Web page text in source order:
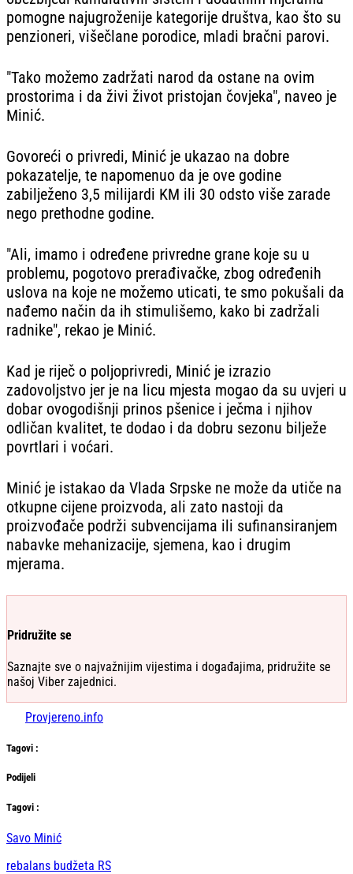
pomogne najugroženije kategorije društva, kao što su
penzioneri, višečlane porodice, mladi bračni parovi.
"Tako možemo zadržati narod da ostane na ovim
prostorima i da živi život pristojan čovjeka", naveo je
Minić.
Govoreći o privredi, Minić je ukazao na dobre
pokazatelje, te napomenuo da je ove godine
zabilježeno 3,5 milijardi KM ili 30 odsto više zarade
nego prethodne godine.
"Ali, imamo i određene privredne grane koje su u
problemu, pogotovo prerađivačke, zbog određenih
uslova na koje ne možemo uticati, te smo pokušali da
nađemo način da ih stimulišemo, kako bi zadržali
radnike", rekao je Minić.
Kad je riječ o poljoprivredi, Minić je izrazio
zadovoljstvo jer je na licu mjesta mogao da su uvjeri u
dobar ovogodišnji prinos pšenice i ječma i njihov
odličan kvalitet, te dodao i da dobru sezonu bilježe
povrtlari i voćari.
Minić je istakao da Vlada Srpske ne može da utiče na
otkupne cijene proizvoda, ali zato nastoji da
proizvođače podrži subvencijama ili sufinansiranjem
nabavke mehanizacije, sjemena, kao i drugim
mjerama.
Pridružite se
Saznajte sve o najvažnijim vijestima i događajima, pridružite se
našoj Viber zajednici.
Provjereno.info
Tagovi :
Podijeli
Тagovi :
Savo Minić
rebalans budžeta RS